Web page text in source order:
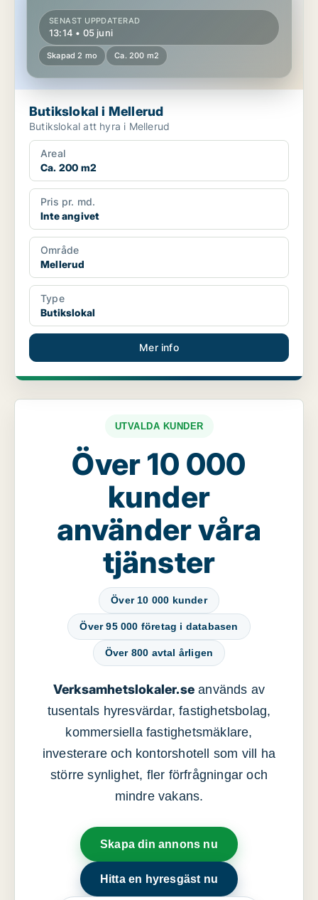
SENAST UPPDATERAD
13:14 • 05 juni
Skapad 2 mo Ca. 200 m2
Butikslokal i Mellerud
Butikslokal att hyra i Mellerud
Areal
Ca. 200 m2
Pris pr. md.
Inte angivet
Område
Mellerud
Type
Butikslokal
Mer info
UTVALDA KUNDER
Över 10 000
kunder
använder våra
tjänster
Över 10 000 kunder
Över 95 000 företag i databasen
Över 800 avtal årligen
Verksamhetslokaler.se används av
tusentals hyresvärdar, fastighetsbolag,
kommersiella fastighetsmäklare,
investerare och kontorshotell som vill ha
större synlighet, fler förfrågningar och
mindre vakans.
Skapa din annons nu
Hitta en hyresgäst nu